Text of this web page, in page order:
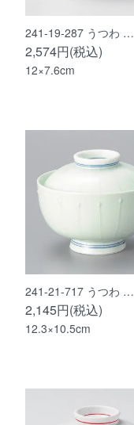
241-19-287 うつわ …
2,574円(税込)
12×7.6cm
241-21-717 うつわ …
2,145円(税込)
12.3×10.5cm